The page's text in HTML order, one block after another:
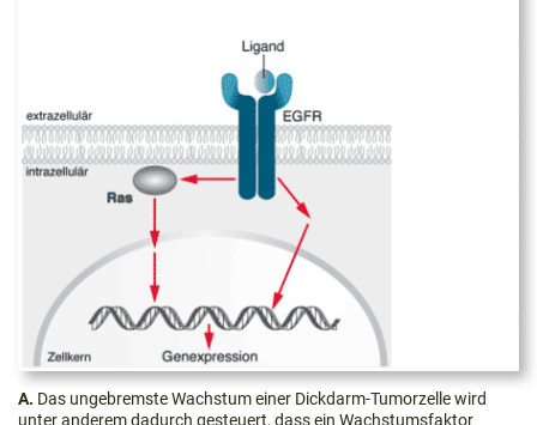
A. Das ungebremste Wachstum einer Dickdarm-Tumorzelle wird
unter anderem dadurch gesteuert, dass ein Wachstumsfaktor